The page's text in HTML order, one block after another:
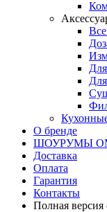
О бренде
ШОУРУМЫ
Доставка
Оплата
Гарантия
Контакты
Полная версия